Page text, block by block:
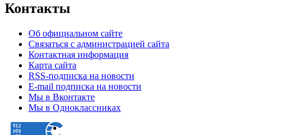
Контакты
Об официальном сайте
Связаться с администрацией сайта
Контактная информация
Карта сайта
RSS-подписка на новости
E-mail подписка на новости
Мы в Вконтакте
Мы в Одноклассниках